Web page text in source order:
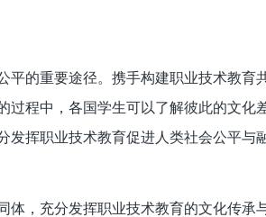
平的重要途径。携手构建职业技术教育
过程中，各国学生可以了解彼此的文化
发挥职业技术教育促进人类社会公平与
，充分发挥职业技术教育的文化传承